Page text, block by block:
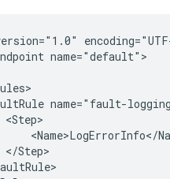
name="default">
name="fault-
<Step>
<Name>LogErrorInfo</
</Step>